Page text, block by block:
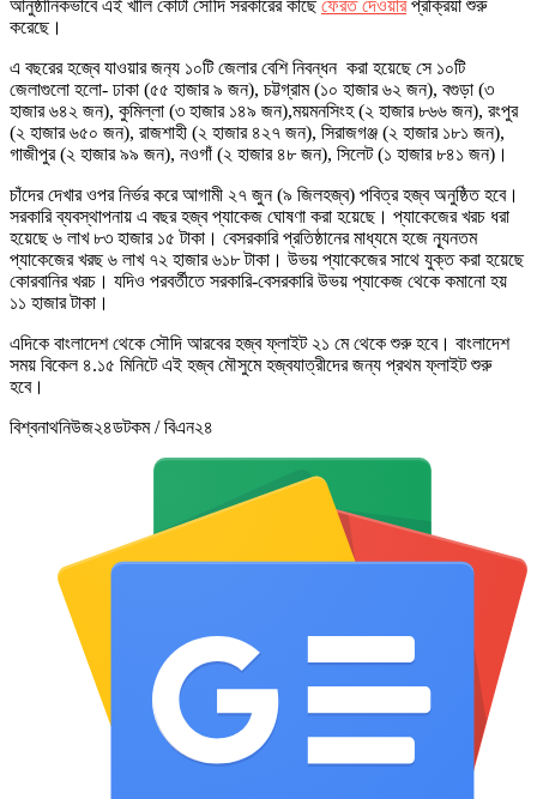
আনুষ্ঠানিকভাবে এই খালি কোটা সৌদি সরকারের কাছেফেরত দেওয়ারপ্রক্রিয়া শুরু
করেছে।
এ বছরের হজ্বে যাওয়ার জন‌্য ১০টি জেলার বেশি নিবন্ধন করা হয়েছে সে ১০টি
জেলাগুলো হলো- ঢাকা (৫৫ হাজার ৯ জন), চট্টগ্রাম (১০ হাজার ৬২ জন), বগুড়া (৩
হাজার ৬৪২ জন), কুমিল্লা (৩ হাজার ১৪৯ জন),ময়মনসিংহ (২ হাজার ৮৬৬ জন), রংপুর
(২ হাজার ৬৫০ জন), রাজশাহী (২ হাজার ৪২৭ জন), সিরাজগঞ্জ (২ হাজার ১৮১ জন),
গাজীপুর (২ হাজার ৯৯ জন), নওগাঁ (২ হাজার ৪৮ জন), সিলেট (১ হাজার ৮৪১ জন)।
চাঁদের দেখার ওপর নির্ভর করে আগামী ২৭ জুন (৯ জিলহজ্ব) পবিত্র হজ্ব অনুষ্ঠিত হবে।
সরকারি ব্যবস্থাপনায় এ বছর হজ্ব প্যাকেজ ঘোষণা করা হয়েছে। প্যাকেজের খরচ ধরা
হয়েছে ৬ লাখ ৮৩ হাজার ১৫ টাকা। বেসরকারি প্রতিষ্ঠানের মাধ্যমে হজে ন্যূনতম
প্যাকেজের খরছ ৬ লাখ ৭২ হাজার ৬১৮ টাকা। উভয় প্যাকেজের সাথে যুক্ত করা হয়েছে
কোরবানির খরচ। যদিও পরবর্তীতে সরকারি-বেসরকারি উভয় প্যাকেজ থেকে কমানো হয়
১১ হাজার টাকা।
এদিকে বাংলাদেশ থেকে সৌদি আরবের হজ্ব ফ্লাইট ২১ মে থেকে শুরু হবে। বাংলাদেশ
সময় বিকেল ৪.১৫ মিনিটে এই হজ্ব মৌসুমে হজ্বযাত্রীদের জন্য প্রথম ফ্লাইট শুরু
হবে।
বিশ্বনাথনিউজ২৪ডটকম / বিএন২৪